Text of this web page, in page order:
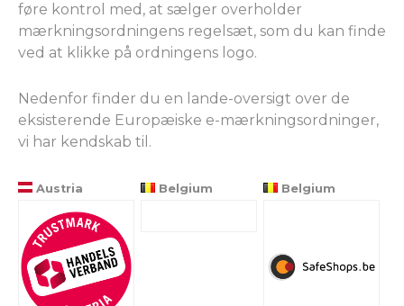
føre kontrol med, at sælger overholder
mærkningsordningens regelsæt, som du kan finde
ved at klikke på ordningens logo.
Nedenfor finder du en lande-oversigt over de
eksisterende Europæiske e-mærkningsordninger,
vi har kendskab til.
Austria Belgium Belgium